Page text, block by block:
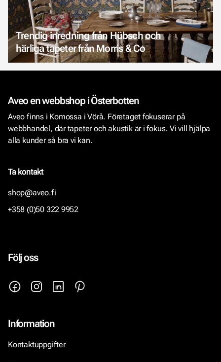
Trendig inredning från Hübsch och
härliga tapeter från Morris & Co
Aveo en webbshop i Österbotten
Aveo finns i Komossa i Vörå. Företaget fokuserar på
webbhandel, där tapeter och akustik är i fokus. Vi vill hjälpa
alla kunder så bra vi kan.
Ta kontakt
shop@aveo.fi
+358 (0)50 322 9952
Följ oss
Information
Kontaktuppgifter